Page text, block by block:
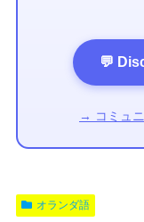
💬
→ コミュ
オランダ語